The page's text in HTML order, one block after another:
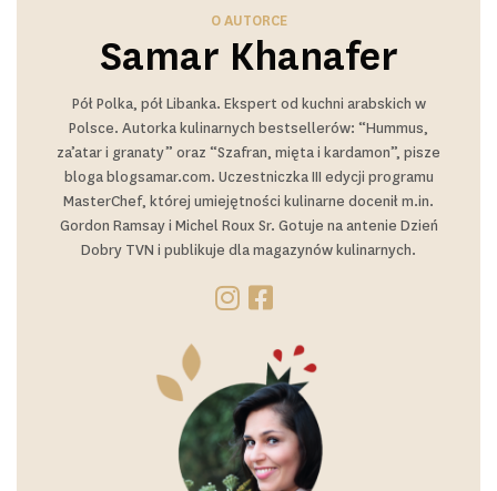
O AUTORCE
Samar Khanafer
Pół Polka, pół Libanka. Ekspert od kuchni arabskich w
Polsce. Autorka kulinarnych bestsellerów: “Hummus,
za’atar i granaty” oraz “Szafran, mięta i kardamon”, pisze
bloga blogsamar.com. Uczestniczka III edycji programu
MasterChef, której umiejętności kulinarne docenił m.in.
Gordon Ramsay i Michel Roux Sr. Gotuje na antenie Dzień
Dobry TVN i publikuje dla magazynów kulinarnych.